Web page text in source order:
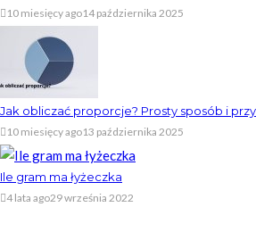
10 miesięcy ago14 października 2025
Jak obliczać proporcje? Prosty sposób i
10 miesięcy ago13 października 2025
Ile gram ma łyżeczka
4 lata ago29 września 2022